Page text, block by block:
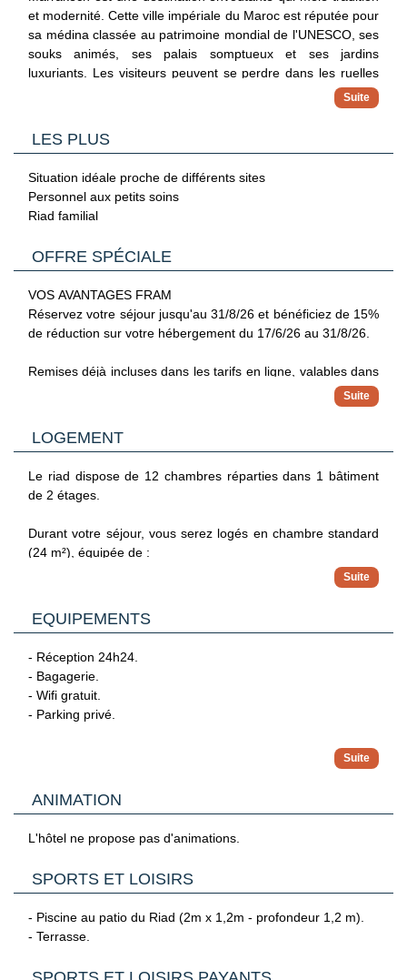
et modernité. Cette ville impériale du Maroc est réputée pour
sa médina classée au patrimoine mondial de l'UNESCO, ses
souks animés, ses palais somptueux et ses jardins
luxuriants. Les visiteurs peuvent se perdre dans les ruelles
étroites de la médina, découvrir des trésors artisanaux dans
les souks, visiter des sites historiques tels que la mosquée
jardins majestueux de la ville. Marrakech est également
son ambiance envoûtante. C'est une destination
incontournable pour ceux qui recherchent une expérience
Réservez votre séjour au Riad Hafsaa !
Situé à Marrakech, proche du musée orientaliste de
Marrakech et du musée Boucharouite, le Riad Hafsaa vous
accueille dans des chambres climatisées et équipées afin de
dispose de différents services et équipements, comme une
piscine au patio du Riad, un spa, ou bien encore un
Profitez des différents sites à proximité du riad, comme le
Jardin Secret, le musée Mouassine, ou bien encore la place
Jemaa el-Fna.
du Riad.
LES PLUS
Situation idéale proche de différents sites
Personnel aux petits soins
Riad familial
OFFRE SPÉCIALE
VOS AVANTAGES FRAM
Réservez votre séjour jusqu'au 31/8/26 et bénéficiez de 15%
de réduction sur votre hébergement du 17/6/26 au 31/8/26.
Remises déjà incluses dans les tarifs en ligne, valables dans
la limite des stocks disponibles et non cumulables avec toute
autre offre ou avantages. Offres applicables sur les
LOGEMENT
Le riad dispose de 12 chambres réparties dans 1 bâtiment
de 2 étages.
Durant votre séjour, vous serez logés en chambre standard
(24 m²), équipée de :
EQUIPEMENTS
- Réception 24h24.
- Bagagerie.
- Wifi gratuit.
- Parking privé.
ANIMATION
L'hôtel ne propose pas d'animations.
SPORTS ET LOISIRS
- Piscine au patio du Riad (2m x 1,2m - profondeur 1,2 m).
- Terrasse.